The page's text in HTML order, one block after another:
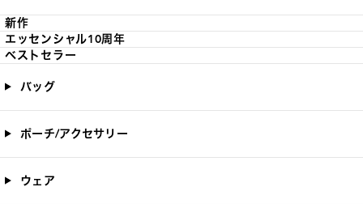
新作
エッセンシャル10周年
ベストセラー
バッグ
ポーチ/アクセサリー
ウェア